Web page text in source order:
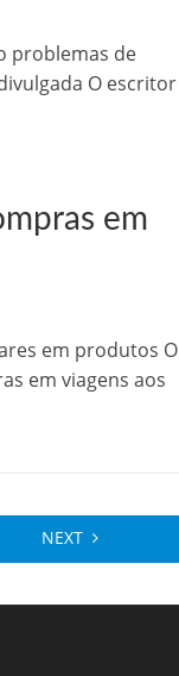
problemas de
O escritor
em
em produtos O
em viagens aos
NEXT